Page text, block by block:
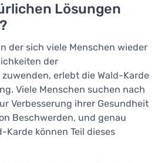
Lösungen
der sich viele Menschen wieder
der
erlebt die Wald-Karde
Viele Menschen suchen nach
Verbesserung ihrer Gesundheit
Beschwerden, und genau
Karde können Teil dieses